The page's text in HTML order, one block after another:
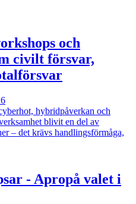
och
civilt försvar,
hybridpåverkan och
blivit en del av
– det krävs handlingsförmåga,
- Apropå valet i